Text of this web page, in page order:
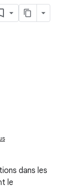
dans les
le